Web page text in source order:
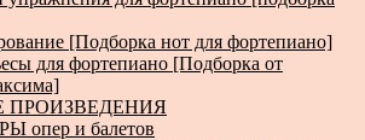
[Подборка нот для фортепиано]
для фортепиано [Подборка от
ПРОИЗВЕДЕНИЯ
опер и балетов